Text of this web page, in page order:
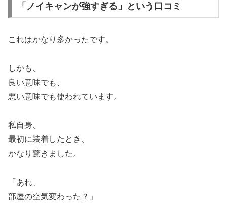
「ノイキャンが強すぎる」という口コミ
これはかなり多かったです。
しかも、
良い意味でも、
悪い意味でも使われています。
私自身、
最初に装着したとき、
かなり驚きました。
「あれ、
部屋の空気変わった？」